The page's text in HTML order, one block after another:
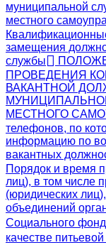
муниципальной
местного
замещения
службы
ПРОВЕДЕНИЯ
ВАКАНТНОЙ
МЕСТНОГО
телефонов, по
информацию по
вакантных
Порядок и время
лиц), в том числе
(юридических
объединений
Социального
качестве